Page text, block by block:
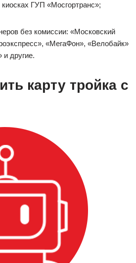
ГУП «Мосгортранс»;
без комиссии: «Московский
«МегаФон», «Велобайк»
и другие.
карту тройка с